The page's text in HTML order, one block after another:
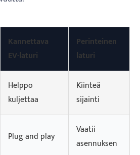
Kannettava
EV-laturi
Perinteinen
laturi
Helppo
kuljettaa
Kiinteä
sijainti
Plug and play
Vaatii
asennuksen